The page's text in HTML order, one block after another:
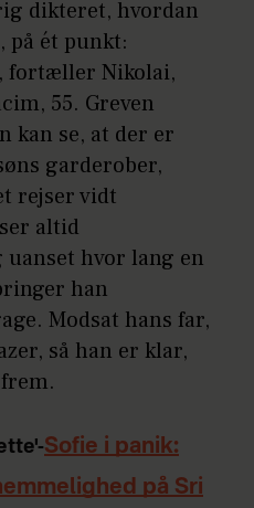
dikteret, hvordan
på ét punkt:
fortæller Nikolai,
55. Greven
kan se, at der er
garderober,
rejser vidt
altid
hvor lang en
han
Modsat hans far,
så han er klar,
Sofie i panik:
på Sri